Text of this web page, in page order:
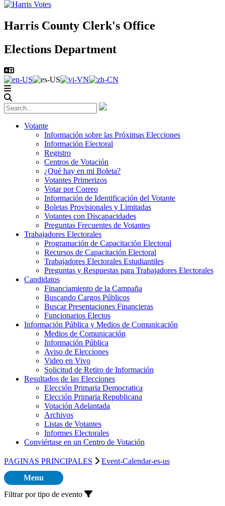
Harris County Clerk's Office
Elections Department
Votante
Información sobre las Próximas Elecciones
Información Electoral
Registro
Centros de Votación
¿Qué hay en mi Boleta?
Votantes Primerizos
Votar por Correo
Información de Identificación del Votante
Boletas Provisionales y Limitadas
Votantes con Discapacidades
Preguntas Frecuentes de Votantes
Trabajadores Electorales
Programación de Capacitación Electoral
Recursos de Capacitación Electoral
Trabajadores Electorales Estudiantiles
Preguntas y Respuestas para Trabajadores Electorales
Candidatos
Financiamiento de la Campaña
Buscando Cargos Públicos
Buscar Presentaciones Financieras
Funcionarios Electos
Información Pública y Medios de Comunicación
Medios de Comunicación
Información Pública
Aviso de Elecciones
Video en Vivo
Solicitud de Retiro de Información
Resultados de las Elecciones
Elección Primaria Democratica
Elección Primaria Republicana
Votación Adelantada
Archivos
Listas de Votantes
Informes Electorales
Conviértase en un Centro de Votación
PAGINAS PRINCIPALES
Event-Calendar-es-us
Menu
Filtrar por tipo de evento